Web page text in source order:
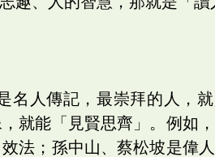
名人傳記，最崇拜的人，
就能「見賢思齊」。例如，
法；孫中山、蔡松坡是偉